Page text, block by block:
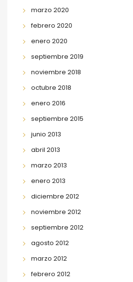
marzo 2020
febrero 2020
enero 2020
septiembre 2019
noviembre 2018
octubre 2018
enero 2016
septiembre 2015
junio 2013
abril 2013
marzo 2013
enero 2013
diciembre 2012
noviembre 2012
septiembre 2012
agosto 2012
marzo 2012
febrero 2012